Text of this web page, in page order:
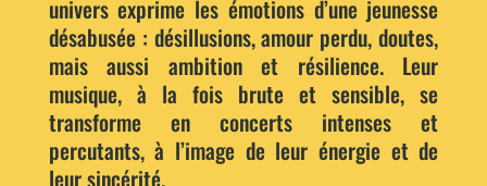
univers exprime les émotions d’une jeunesse
désabusée : désillusions, amour perdu, doutes,
mais aussi ambition et résilience. Leur
musique, à la fois brute et sensible, se
transforme en concerts intenses et
percutants, à l’image de leur énergie et de
leur sincérité.